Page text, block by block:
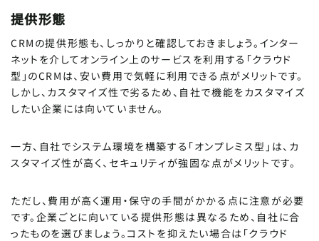
提供形態
CRMの提供形態も、しっかりと確認しておきましょう。インター
ネットを介してオンライン上のサービスを利用する「クラウド
型」のCRMは、安い費用で気軽に利用できる点がメリットです。
しかし、カスタマイズ性で劣るため、自社で機能をカスタマイズ
したい企業には向いていません。
一方、自社でシステム環境を構築する「オンプレミス型」は、カ
スタマイズ性が高く、セキュリティが強固な点がメリットです。
ただし、費用が高く運用・保守の手間がかかる点に注意が必要
です。企業ごとに向いている提供形態は異なるため、自社に合
ったものを選びましょう。コストを抑えたい場合は「クラウド